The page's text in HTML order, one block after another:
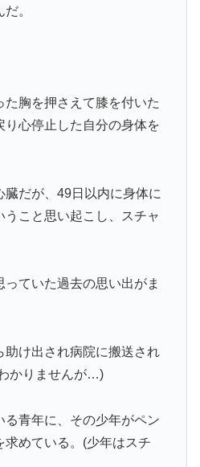
。
胸を押さえて膝を付いた
り心停止した自分の身体を
だが、49日以内に身体に
うこと思い起こし、スチャ
ていた過去の思い出がま
助け出され病院に搬送され
かりませんが…)
る青年に、その少年がペン
求めている。(少年はスチ